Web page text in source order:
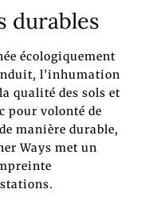
durables
écologiquement
l’inhumation
qualité des sols et
pour volonté de
manière durable,
Ways met un